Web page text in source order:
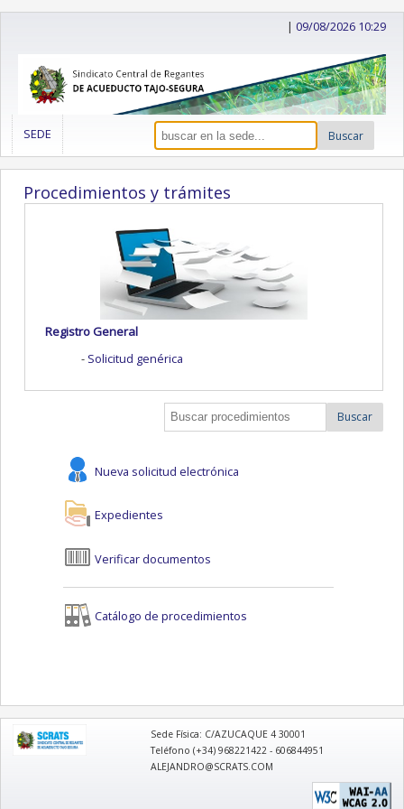
|09/08/2026 10:29
SEDE Buscar
Procedimientos y trámites
Registro General
Solicitud genérica
Buscar
Nueva solicitud electrónica
Expedientes
Verificar documentos
Catálogo de procedimientos
logo
Sede Física: C/AZUCAQUE 4 30001
Teléfono (+34) 968221422 - 606844951
ALEJANDRO@SCRATS.COM